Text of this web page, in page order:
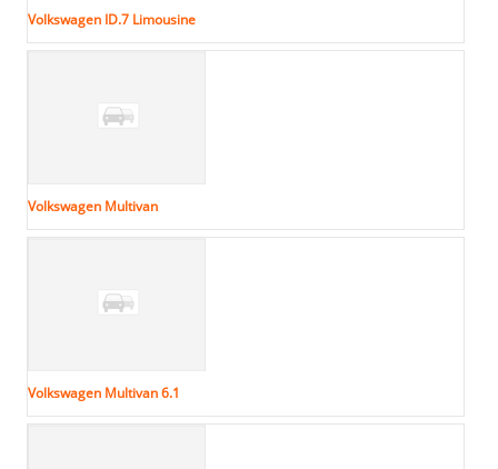
Volkswagen ID.7 Limousine
Volkswagen Multivan
Volkswagen Multivan 6.1